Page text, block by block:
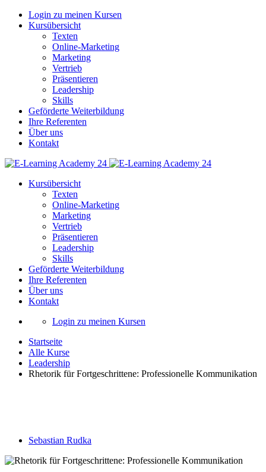
Login zu meinen Kursen
Kursübersicht
Texten
Online-Marketing
Marketing
Vertrieb
Präsentieren
Leadership
Skills
Geförderte Weiterbildung
Ihre Referenten
Über uns
Kontakt
Kursübersicht
Texten
Online-Marketing
Marketing
Vertrieb
Präsentieren
Leadership
Skills
Geförderte Weiterbildung
Ihre Referenten
Über uns
Kontakt
Login zu meinen Kursen
Startseite
Alle Kurse
Leadership
Rhetorik für Fortgeschrittene: Professionelle Kommunikation
Sebastian Rudka